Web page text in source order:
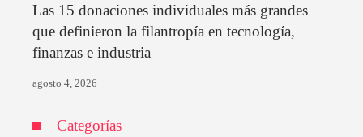
Las 15 donaciones individuales más grandes
que definieron la filantropía en tecnología,
finanzas e industria
agosto 4, 2026
Categorías